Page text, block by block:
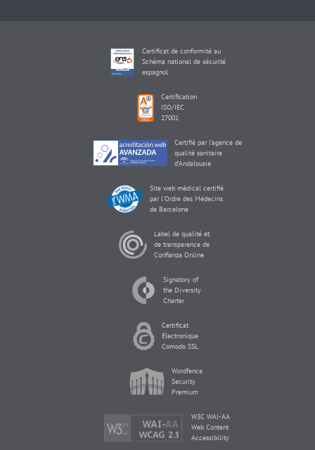
Certificat de conformité au
Schéma national de sécurité
espagnol
Certification
ISO/IEC
27001
Certifié par l'agence de
qualité sanitaire
d'Andalousie
Site web médical certifié
par l'Ordre des Médecins
de Barcelone
Label de qualité et
de transparence de
Confianza Online
Signatory of
the Diversity
Charter
Certificat
Electronique
Comodo SSL
Wordfence
Security
Premium
W3C WAI-AA
Web Content
Accessibility